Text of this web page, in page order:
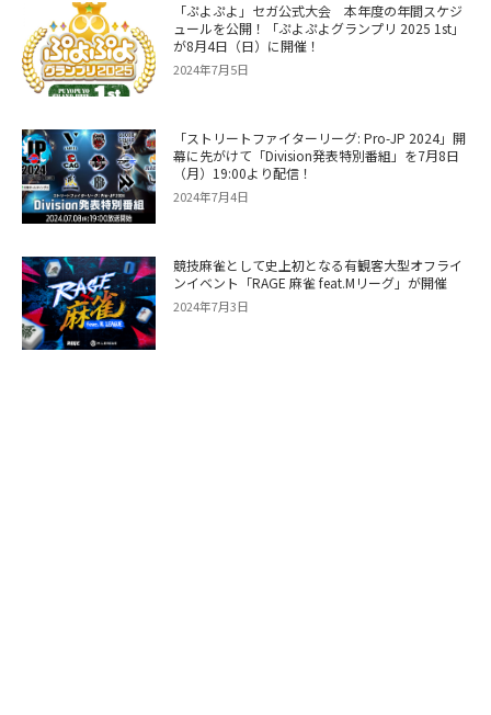
「ぷよぷよ」セガ公式大会 本年度の年間スケジ
ュールを公開！「ぷよぷよグランプリ 2025 1st」
が8月4日（日）に開催！
2024年7月5日
「ストリートファイターリーグ: Pro-JP 2024」開
幕に先がけて「Division発表特別番組」を7月8日
（月）19:00より配信！
2024年7月4日
競技麻雀として史上初となる有観客大型オフライ
ンイベント「RAGE 麻雀 feat.Mリーグ」が開催
2024年7月3日